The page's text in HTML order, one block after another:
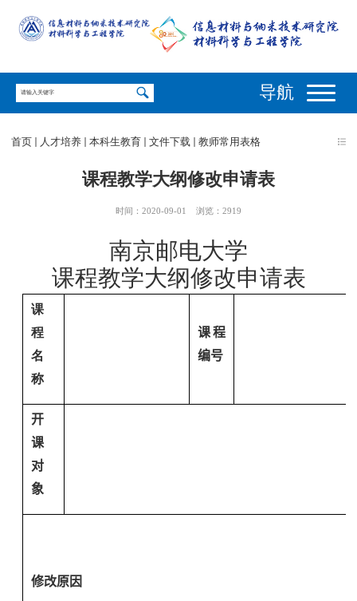
导航
首页 人才培养 本科生教育 文件下载 教师常用表格
课程教学大纲修改申请表
时间：2020-09-01 浏览： 2919
南京邮电大学
课程教学大纲修改申请表
课
程
名
称
课程
编号
开
课
对
象
修改原因